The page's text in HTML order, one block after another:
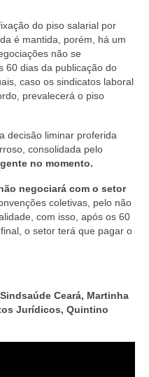
do piso salarial por
é mantida, porém, há um
não se
60 dias da publicação do
caso os sindicatos laboral
prevalecerá o piso
decisão liminar proferida
consolidada pelo
no momento.
negociará com o setor
coletivas, pelo não
com isso, após os 60
o setor terá que pagar o
Ceará, Martinha
Jurídicos, Quintino